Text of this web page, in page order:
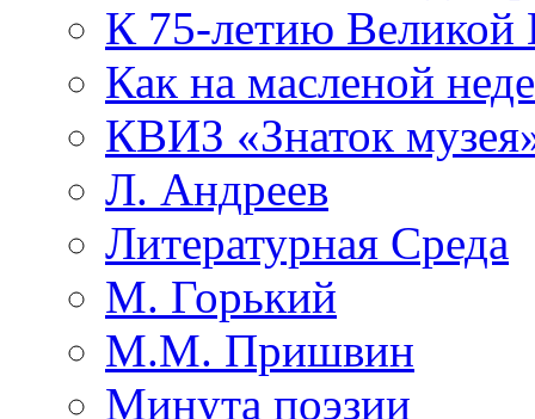
К 75-летию Великой
Как на масленой
КВИЗ «Знаток
Л. Андреев
Литературная Среда
М. Горький
М.М. Пришвин
Минута поэзии